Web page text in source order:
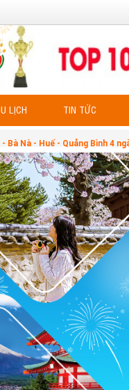
LỊCH TIN TỨC
Bà Nà - Huế - Quảng Bình 4